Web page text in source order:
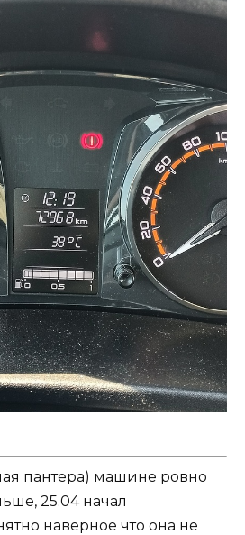
пантера) машине ровно
25.04 начал
наверное что она не